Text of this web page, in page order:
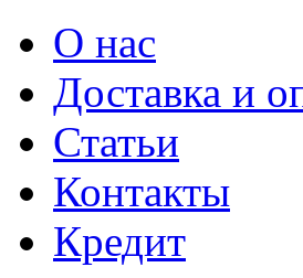
О нас
Доставка и
Статьи
Контакты
Кредит